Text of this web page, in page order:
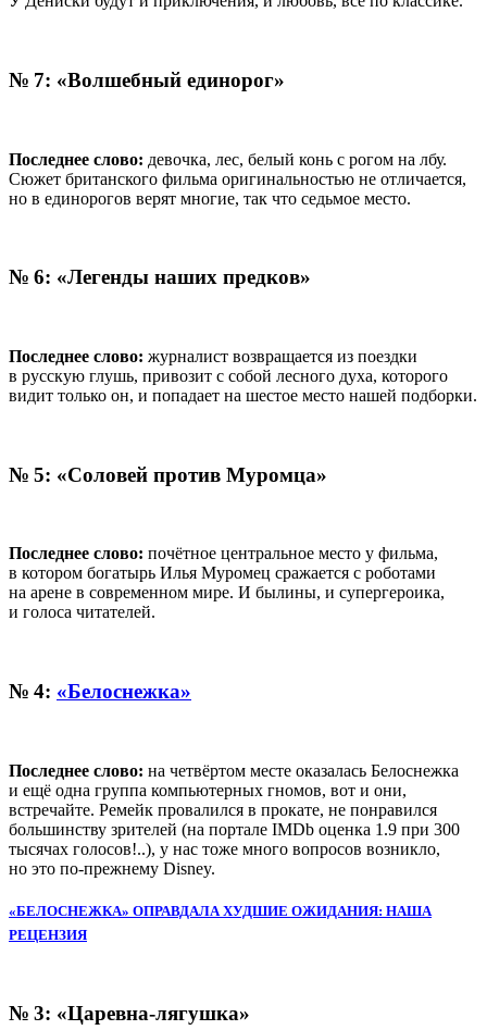
№ 7: «Волшебный единорог»
Последнее слово: девочка, лес, белый конь с рогом на лбу.
Сюжет британского фильма оригинальностью не отличается,
но в единорогов верят многие, так что седьмое место.
№ 6: «Легенды наших предков»
Последнее слово: журналист возвращается из поездки
в русскую глушь, привозит с собой лесного духа, которого
видит только он, и попадает на шестое место нашей подборки.
№ 5: «Соловей против Муромца»
Последнее слово: почётное центральное место у фильма,
в котором богатырь Илья Муромец сражается с роботами
на арене в современном мире. И былины, и супергероика,
и голоса читателей.
№ 4: «Белоснежка»
Последнее слово: на четвёртом месте оказалась Белоснежка
и ещё одна группа компьютерных гномов, вот и они,
встречайте. Ремейк провалился в прокате, не понравился
большинству зрителей (на портале IMDb оценка 1.9 при 300
тысячах голосов!..), у нас тоже много вопросов возникло,
но это по-прежнему Disney.
«БЕЛОСНЕЖКА» ОПРАВДАЛА ХУДШИЕ ОЖИДАНИЯ: НАША
РЕЦЕНЗИЯ
№ 3: «Царевна-лягушка»